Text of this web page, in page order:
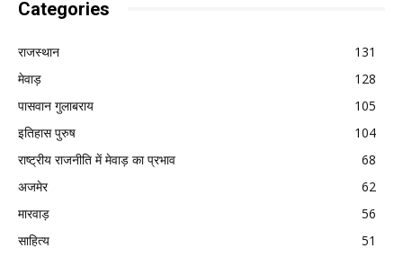
Categories
राजस्थान
131
मेवाड़
128
पासवान गुलाबराय
105
इतिहास पुरुष
104
राष्ट्रीय राजनीति में मेवाड़ का प्रभाव
68
अजमेर
62
मारवाड़
56
साहित्य
51